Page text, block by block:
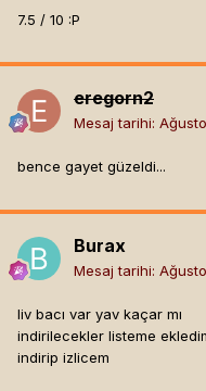
7.5 / 10 :P
eregorn2
Mesaj tarihi:
bence gayet güzeldi...
Burax
Mesaj tarihi:
liv bacı var yav kaçar mı
indirilecekler listeme
indirip izlicem